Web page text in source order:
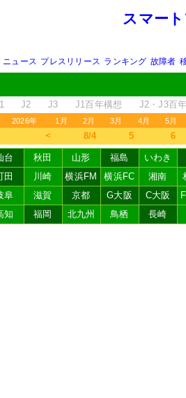
スマー
ニュース プレスリリース ランキング 故障者
J2 J3 J1百年構想 J2・J3百
2026年 1月 2月 3月 4月 5月
＜ 8/4 5 6
台 秋田 山形 福島
いわき
田 川崎 横浜FM 横浜FC 湘南
阜 滋賀 京都 G大阪 C大阪
知 福岡 北九州 鳥栖 長崎